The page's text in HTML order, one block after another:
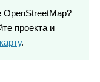
OpenStreetMap?
проекта и
.